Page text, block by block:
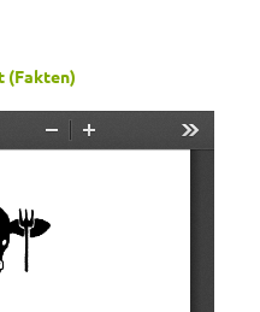
(Fakten)